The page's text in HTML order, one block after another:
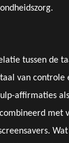
tussen de
van controle
affirmaties
met